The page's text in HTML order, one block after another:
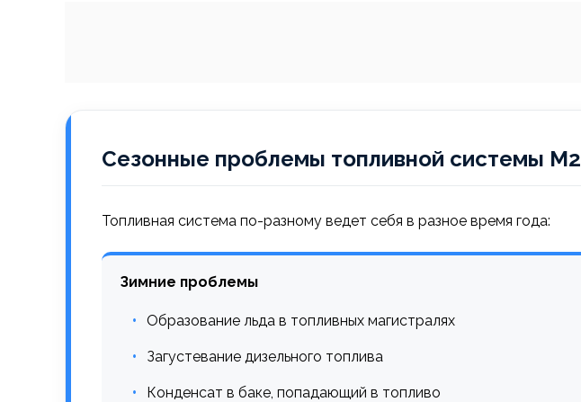
Сезонные проблемы топливной системы M2
Топливная система по-разному ведет себя в разное время года:
Зимние проблемы
Образование льда в топливных магистралях
Загустевание дизельного топлива
Конденсат в баке, попадающий в топливо